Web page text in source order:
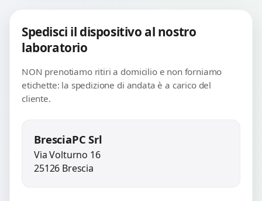
Spedisci il dispositivo al nostro
laboratorio
NON prenotiamo ritiri a domicilio e non forniamo
etichette: la spedizione di andata è a carico del
cliente.
BresciaPC Srl
Via Volturno 16
25126 Brescia